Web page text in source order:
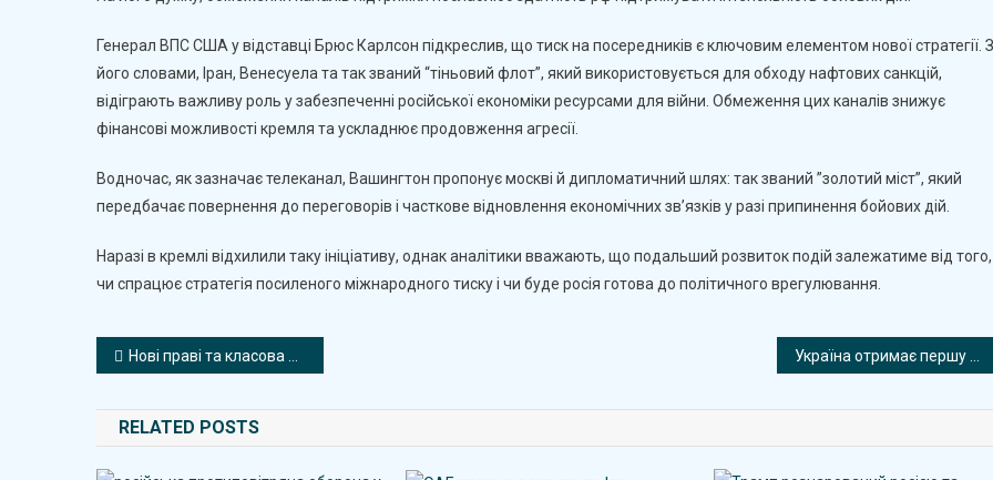
Генерал ВПС США у відставці Брюс Карлсон підкреслив, що тиск на посередників є ключовим елементом нової стратегії.
його словами, Іран, Венесуела та так званий “тіньовий флот”, який використовується для обходу нафтових санкцій,
відіграють важливу роль у забезпеченні російської економіки ресурсами для війни. Обмеження цих каналів знижує
фінансові можливості кремля та ускладнює продовження агресії.
Водночас, як зазначає телеканал, Вашингтон пропонує москві й дипломатичний шлях: так званий ”золотий міст”, який
передбачає повернення до переговорів і часткове відновлення економічних зв’язків у разі припинення бойових дій.
Наразі в кремлі відхилили таку ініціативу, однак аналітики вважають, що подальший розвиток подій залежатиме від того,
чи спрацює стратегія посиленого міжнародного тиску і чи буде росія готова до політичного врегулювання.
Навігація
записів
Нові праві та класова боротьба: анатомія глобальної політичної революції. Частина 2 – Марк Леонард
RELATED POSTS